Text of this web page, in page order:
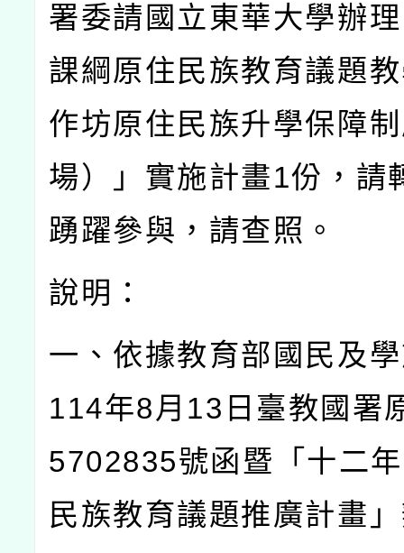
署委請國立東華大學辦
課綱原住民族教育議題
作坊原住民族升學保障
場）」實施計畫1份，請
踴躍參與，請查照。
說明：
一、依據教育部國民及
114年8月 13 日臺教國署
5702835號函暨「十二
民族教育議題推廣計畫